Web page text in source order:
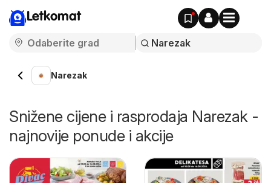
Letkomat
Narezak
Snižene cijene i rasprodaja Narezak -
najnovije ponude i akcije